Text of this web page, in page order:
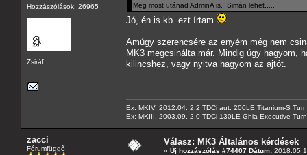
Hozzászólások: 26965
Zsiráf
Meg most utánad AdminA is. Simán lehet.....
Jó, én is kb. ezt írtam
Amúgy szerencsére az enyém még nem
MK3 megcsinálta már. Mindig úgy hagyom,
kilincshez, vagy nyitva hagyom az ajtót.
Ex: MKIV, 2012.04. 2.2 TDCi aut. 200LE Titanium-S
Ex: MKIII, 2003.09. 2.0 TDCi 130LE Ghia-Executive
zacci
Fórumfüggő
Válasz: MK3 Általános kérdések
« Új hozzászólás #74407 Dátum: